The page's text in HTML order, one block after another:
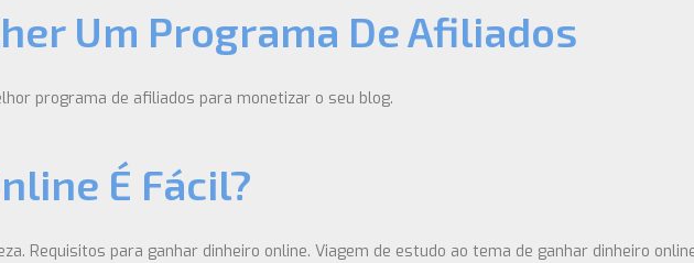
Um Programa De Afiliados
programa de afiliados para monetizar o seu blog.
É Fácil?
Requisitos para ganhar dinheiro online. Viagem de estudo ao tema de ganhar dinheiro